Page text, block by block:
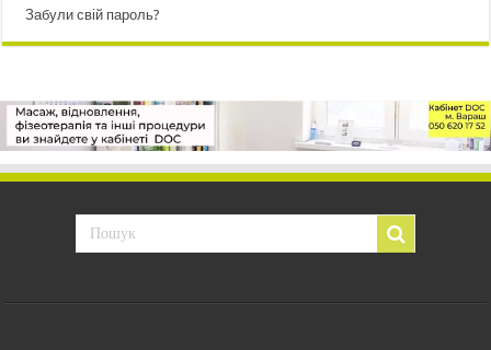
Забули свій пароль?